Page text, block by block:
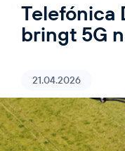
Telefónica
bringt 5G
21.04.2026